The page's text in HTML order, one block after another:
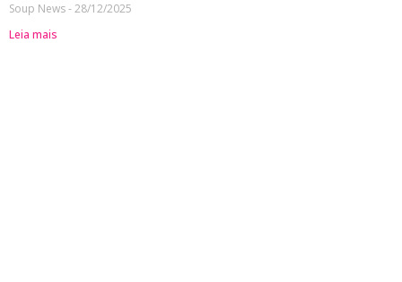
Soup News 28/12/2025
Leia mais